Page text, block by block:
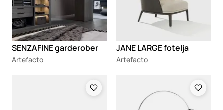
SENZAFINE garderober
Artefacto
JANE LARGE fotelja
Artefacto